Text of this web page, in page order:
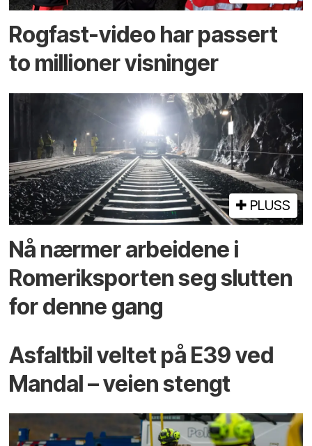
Rogfast-video har passert
to millioner visninger
PLUSS
Nå nærmer arbeidene i
Romeriksporten seg slutten
for denne gang
Asfaltbil veltet på E39 ved
Mandal – veien stengt